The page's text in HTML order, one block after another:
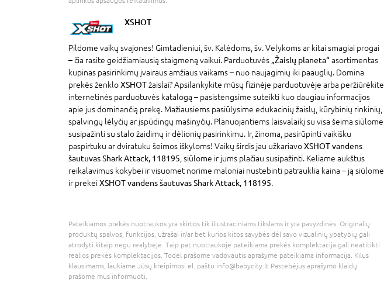
XSHOT
Pildome vaikų svajones! Gimtadieniui, šv. Kalėdoms, šv. Velykoms ar kitai smagiai progai
– čia rasite geidžiamiausią staigmeną vaikui. Parduotuvės „Žaislų planeta“asortimentas
kupinas pasirinkimų įvairaus amžiaus vaikams – nuo naujagimių iki paauglių. Domina
prekės ženkloXSHOTžaislai? Apsilankykite mūsų fizinėje parduotuvėje arba peržiūrėkite
internetinės parduotuvės katalogą – pasistengsime suteikti kuo daugiau informacijos
apie jus dominančią prekę. Mažiausiems pasiūlysime edukacinių žaislų, kūrybinių rinkinių,
spalvingų lėlyčių ar įspūdingų mašinyčių. Planuojantiems laisvalaikį su visa šeima siūlome
susipažinti su stalo žaidimų ir dėlionių pasirinkimu. Ir, žinoma, pasirūpinti vaikišku
paspirtuku ar dviratuku šeimos iškyloms! Vaikų širdis jau užkariavoXSHOT vandens
šautuvas Shark Attack, 118195 , siūlome ir jums plačiau susipažinti. Keliame aukštus
reikalavimus kokybei ir visuomet norime maloniai nustebinti patrauklia kaina – ją siūlome
ir prekeiXSHOT vandens šautuvas Shark Attack, 118195.
Pateikiamos prekės nuotraukos yra skirtos tik iliustraciniams tikslams ir yra pavyzdinės. Originalių
produktų spalvos, funkcijos, užrašai ir/ar bet kurios kitos savybės dėl savo vizualinių ypatybių gali
atrodyti kitaip negu realybėje. Taip pat nuotraukoje pateikiama prekės komplektacija gali neatitikti
realios prekės komplektacijos. Todėl prašome vadovautis aprašyme pateikiama informacija. Kilus
klausimams, laukiame Jūsų kreipimosi el. paštu info@babycity.lt Pastebėjus aprašymo klaidų
prašome mus informuoti.